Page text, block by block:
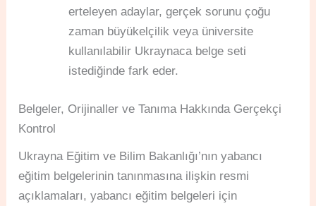
erteleyen adaylar, gerçek sorunu çoğu
zaman büyükelçilik veya üniversite
kullanılabilir Ukraynaca belge seti
istediğinde fark eder.
Belgeler, Orijinaller ve Tanıma Hakkında Gerçekçi
Kontrol
Ukrayna Eğitim ve Bilim Bakanlığı’nın yabancı
eğitim belgelerinin tanınmasına ilişkin resmi
açıklamaları, yabancı eğitim belgeleri için